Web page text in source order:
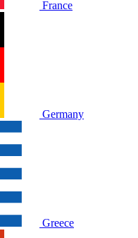
France
Germany
Greece